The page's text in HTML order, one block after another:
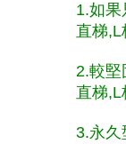
1.如
直梯
2.較堅
直梯
3.永久